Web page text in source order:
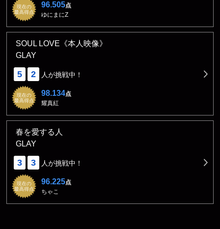
現在の
最高得点
96.505点
ゆにまにZ
SOUL LOVE《本人映像》
GLAY
5 2 人が挑戦中！
現在の
最高得点
98.134点
耀真紅
春を愛する人
GLAY
3 3 人が挑戦中！
現在の
最高得点
96.225点
ちゃこ